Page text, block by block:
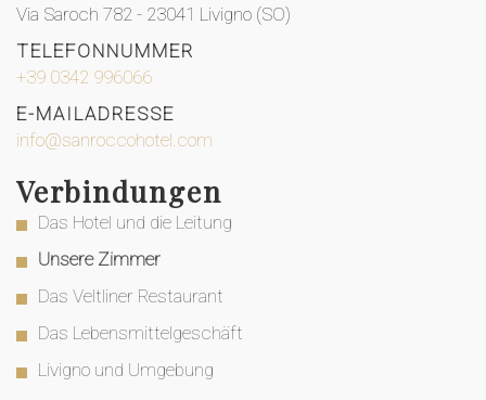
Via Saroch 782 - 23041 Livigno (SO)
TELEFONNUMMER
+39 0342 996066
E-MAILADRESSE
info@sanroccohotel.com
Verbindungen
Das Hotel und die Leitung
Unsere Zimmer
Das Veltliner Restaurant
Das Lebensmittelgeschäft
Livigno und Umgebung